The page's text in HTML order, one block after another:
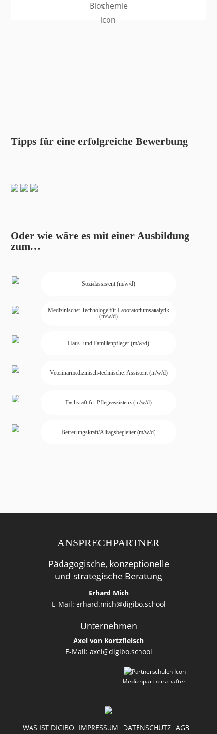
Biochemie
Tipps für eine erfolgreiche Bewerbung
Oder wie wäre es mit einer Ausbildung
zum…
Sozialassistent (m/w/d)
Medizinischer Technologe für Laboratoriumsanalytik
(m/w/d)
Haus- und Familienpfleger (m/w/d)
Veterinärmedizinisch-technischer Assistent (m/w/d)
Fachkraft für Pflegeassistenz (m/w/d)
Betreuungskraft/Alltagsbegleiter (m/w/d)
ANSPRECHPARTNER
Pädagogische, konzeptionelle
und strategische Beratung
Erhard Mich
E-Mail: erhard.mich@digibo.school
Unternehmen
Axel von Kortzfleisch
E-Mail: axel@digibo.school
Medienpartnerschaften
WAS IST DIGIBO IMPRESSUM DATENSCHUTZ AGB